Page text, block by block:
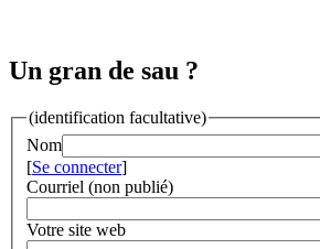
Un gran de sau ?
(identification facultative)
Nom
[Se connecter]
Courriel (non publié)
Votre site web